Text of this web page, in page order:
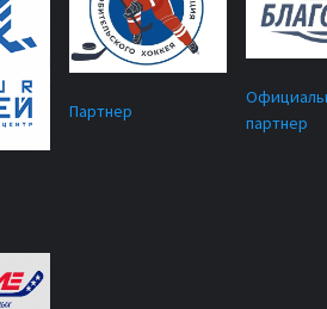
Партнер
партнер